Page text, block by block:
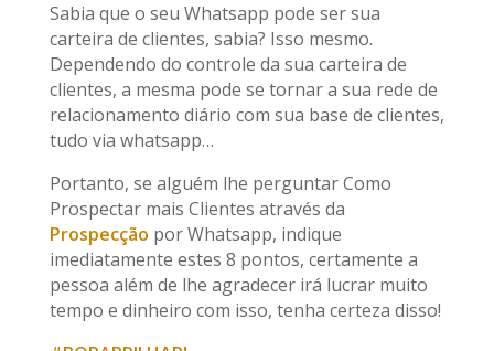
Sabia que o seu Whatsapp pode ser sua
carteira de clientes, sabia? Isso mesmo.
Dependendo do controle da sua carteira de
clientes, a mesma pode se tornar a sua rede de
relacionamento diário com sua base de clientes,
tudo via whatsapp…
Portanto, se alguém lhe perguntar Como
Prospectar mais Clientes através da
Prospecção por Whatsapp, indique
imediatamente estes 8 pontos, certamente a
pessoa além de lhe agradecer irá lucrar muito
tempo e dinheiro com isso, tenha certeza disso!